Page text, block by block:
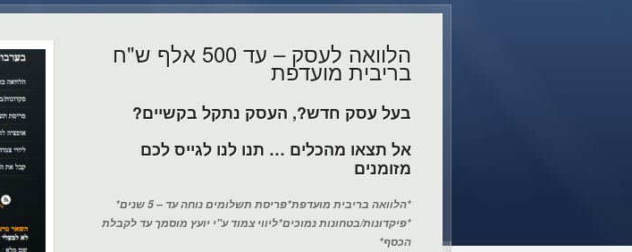
הלוואה לעסק – עד 500 אלף ש"ח
בריבית מועדפת
בעל עסק חדש?, העסק נתקל בקשיים?
אל תצאו מהכלים … תנו לנו לגייס לכם
מזומנים
*הלוואה בריבית מועדפת*פריסת תשלומים נוחה עד – 5 שנים*
*פיקדונות/בטחונות נמוכים*ליווי צמוד ע"י יועץ מוסמך עד לקבלת
הכסף*